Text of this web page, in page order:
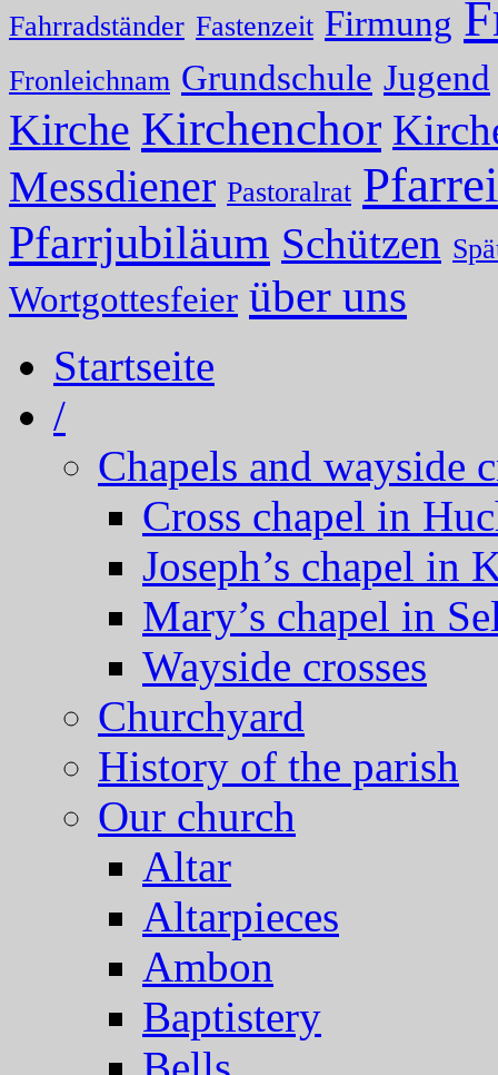
Fahrradständer Fastenzeit Firmung
Fronleichnam Grundschule Jugend
Kirche Kirchenchor
Messdiener Pastoralrat
Pfarrjubiläum Schützen
Wortgottesfeier über uns
Startseite
/
Chapels and wayside
Cross chapel in
Joseph’s chapel in
Mary’s chapel in
Wayside crosses
Churchyard
History of the parish
Our church
Altar
Altarpieces
Ambon
Baptistery